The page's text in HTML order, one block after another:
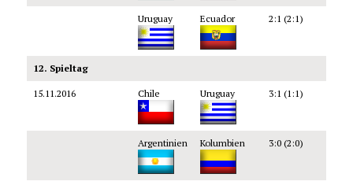
Uruguay Ecuador 2:1 (2:1)
12. Spieltag
15.11.2016 Chile Uruguay 3:1 (1:1)
Argentinien Kolumbien 3:0 (2:0)